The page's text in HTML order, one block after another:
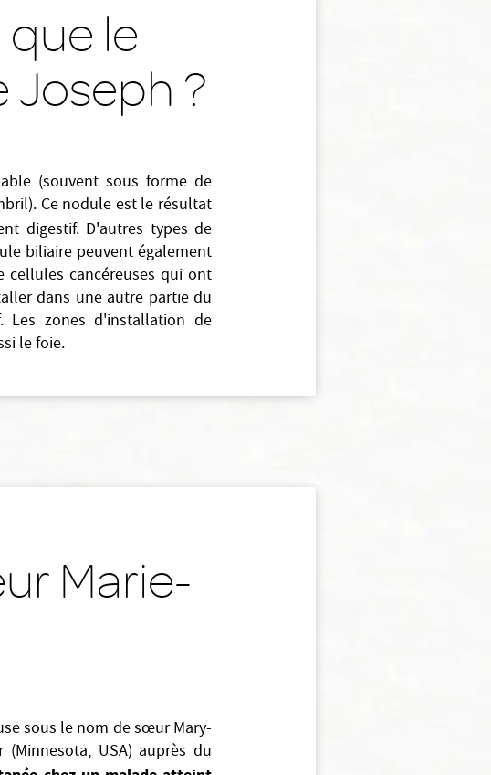
le
?
(souvent sous forme de
Ce nodule est le résultat
digestif. D'autres types de
biliaire peuvent également
cellules cancéreuses qui ont
dans une autre partie du
Les zones d'installation de
le foie.
Marie-
sous le nom de sœur Mary-
USA) auprès du